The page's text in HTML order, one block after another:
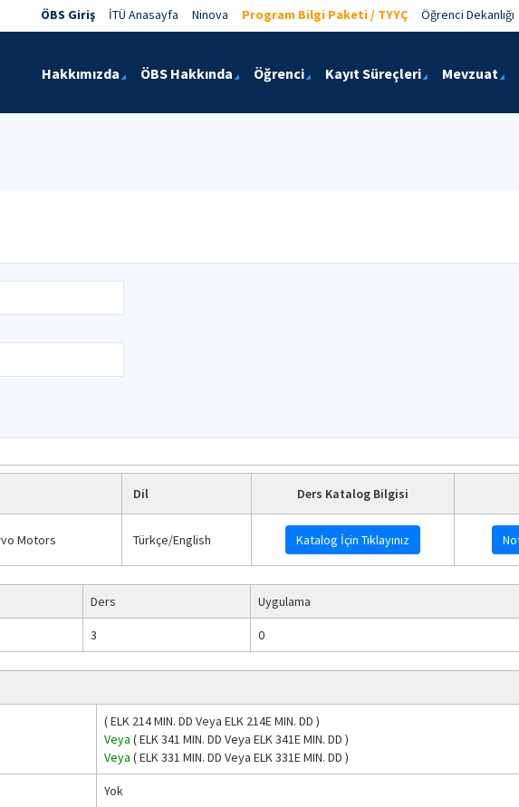
ÖBS Giriş İTÜ Anasayfa Ninova Program Bilgi Paketi / TYYÇ Öğrenci Dekanlığı
Hakkımızda ÖBS Hakkında Öğrenci Kayıt Süreçleri Mevzuat
Dil Ders Katalog Bilgisi
Motors Türkçe/English Katalog İçin Tıklayınız
Ders Uygulama
3 0
(ELK 214MIN. DD Veya ELK 214EMIN. DD )
Veya (ELK 341 MIN. DD Veya ELK 341EMIN. DD )
Veya (ELK 331 MIN. DD Veya ELK 331EMIN. DD )
Yok